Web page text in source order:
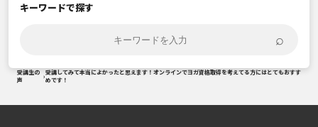
キーワードで探す
⌕
受講生の
声
›受講してみて本当によかったと思えます！オンラインでヨガ資格取得を考えてる方にはとてもおすす
めです！